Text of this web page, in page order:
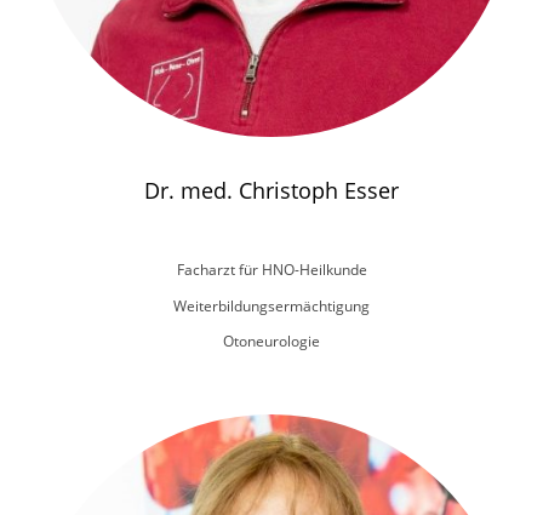
Dr. med. Christoph Esser
Facharzt für HNO-Heilkunde
Weiterbildungsermächtigung
Otoneurologie